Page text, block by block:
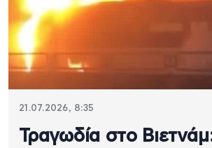
21.07.2026, 8:35
Τραγωδία στο